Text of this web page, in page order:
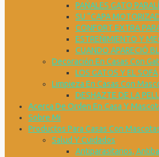
PAÑALES GATO
SU “CAPA
CONFORT EXTRA
ESTREÑIMIENTO Y
CUANDO APARECIÓ
Decoración En Casas Con
LOS GATOS Y EL SOFÁ
Limpieza En Casas Con
DESHAZTE DE LA
Acerca De Orden En Casa Y
Sobre Mi
Productos Para Casas Con
Salud Y Cuidados
Antiparasitarios,